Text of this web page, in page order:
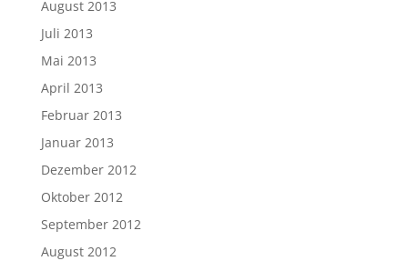
August 2013
Juli 2013
Mai 2013
April 2013
Februar 2013
Januar 2013
Dezember 2012
Oktober 2012
September 2012
August 2012